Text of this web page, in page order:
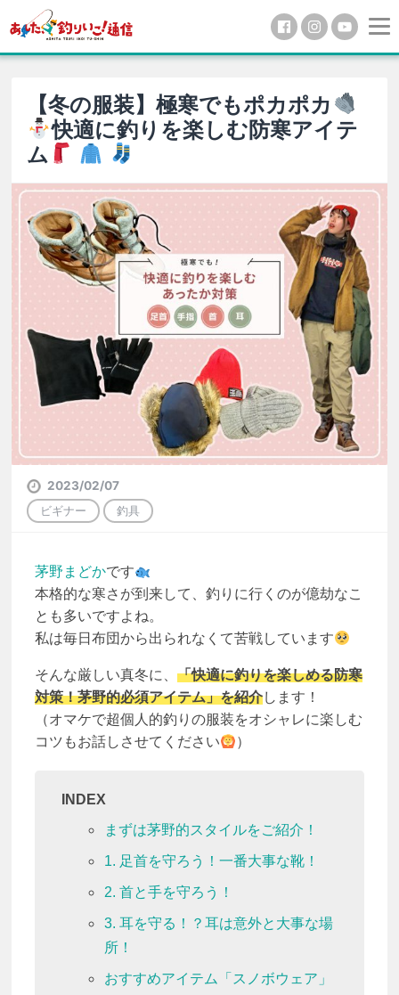
【冬の服装】極寒でもポカポカ
快適に釣りを楽しむ防寒アイテ
ム
2023/02/07
ビギナー
釣具
茅野まどかです
本格的な寒さが到来して、釣りに行くのが億劫なこ
とも多いですよね。
私は毎日布団から出られなくて苦戦しています
そんな厳しい真冬に、 「快適に釣りを楽しめる防寒
対策！茅野的必須アイテム」を紹介します！
（オマケで超個人的釣りの服装をオシャレに楽しむ
コツもお話しさせてください
）
INDEX
まずは茅野的スタイルをご紹介！
1. 足首を守ろう！一番大事な靴！
2. 首と手を守ろう！
3. 耳を守る！？耳は意外と大事な場
所！
おすすめアイテム「スノボウェア」